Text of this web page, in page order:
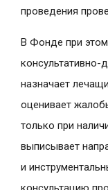
проведения
В Фонде при
консультативно-
назначает
оценивает
только при
выписывает
и